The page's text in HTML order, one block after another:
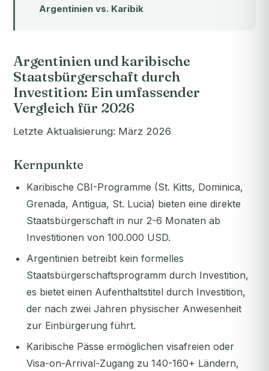
Argentinien vs. Karibik
Argentinien und karibische
Staatsbürgerschaft durch
Investition: Ein umfassender
Vergleich für 2026
Letzte Aktualisierung: März 2026
Kernpunkte
Karibische CBI-Programme (St. Kitts, Dominica,
Grenada, Antigua, St. Lucia) bieten eine direkte
Staatsbürgerschaft in nur 2-6 Monaten ab
Investitionen von 100.000 USD.
Argentinien betreibt kein formelles
Staatsbürgerschaftsprogramm durch Investition,
es bietet einen Aufenthaltstitel durch Investition,
der nach zwei Jahren physischer Anwesenheit
zur Einbürgerung führt.
Karibische Pässe ermöglichen visafreien oder
Visa-on-Arrival-Zugang zu 140-160+ Ländern,